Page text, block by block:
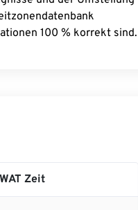
100 % korrekt sind.
WAT Zeit